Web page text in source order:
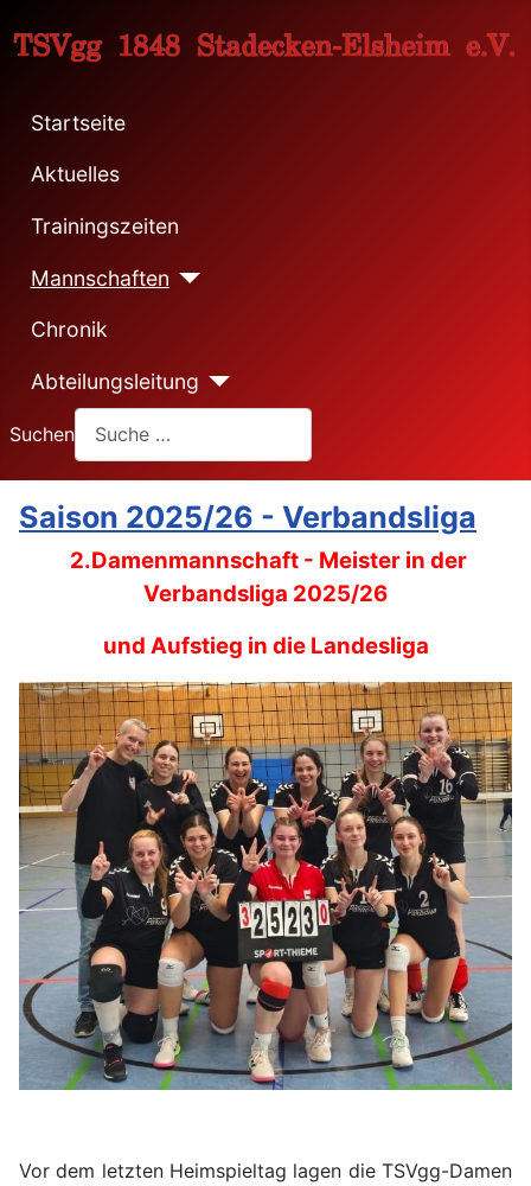
Startseite
Aktuelles
Trainingszeiten
Mannschaften
Chronik
Abteilungsleitung
Suchen
Saison 2025/26 - Verbandsliga
2.Damenmannschaft - Meister in der
Verbandsliga 2025/26
und Aufstieg in die Landesliga
Vor dem letzten Heimspieltag lagen die TSVgg-Damen